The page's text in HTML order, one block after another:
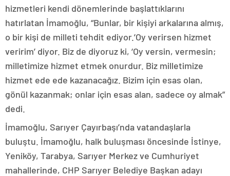
hizmetleri kendi dönemlerinde başlattıklarını
hatırlatan İmamoğlu, “Bunlar, bir kişiyi arkalarına almış,
o bir kişi de milleti tehdit ediyor.’Oy verirsen hizmet
veririm’ diyor. Biz de diyoruz ki, ‘Oy versin, vermesin;
milletimize hizmet etmek onurdur. Biz milletimize
hizmet ede ede kazanacağız. Bizim için esas olan,
gönül kazanmak; onlar için esas alan, sadece oy almak”
dedi.
İmamoğlu, Sarıyer Çayırbaşı’nda vatandaşlarla
buluştu. İmamoğlu, halk buluşması öncesinde İstinye,
Yeniköy, Tarabya, Sarıyer Merkez ve Cumhuriyet
mahallerinde, CHP Sarıyer Belediye Başkan adayı